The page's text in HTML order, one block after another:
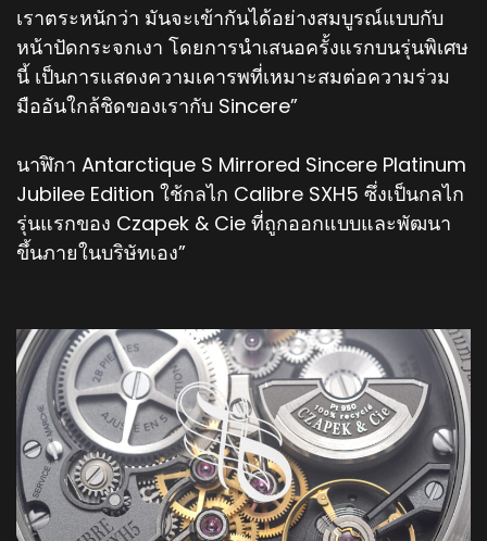
เราตระหนักว่า มันจะเข้ากันได้อย่างสมบูรณ์แบบกับ
หน้าปัดกระจกเงา โดยการนำเสนอครั้งแรกบนรุ่นพิเศษ
นี้ เป็นการแสดงความเคารพที่เหมาะสมต่อความร่วม
มืออันใกล้ชิดของเรากับ Sincere”
นาฬิกา Antarctique S Mirrored Sincere Platinum
Jubilee Edition ใช้กลไก Calibre SXH5 ซึ่งเป็นกลไก
รุ่นแรกของ Czapek & Cie ที่ถูกออกแบบและพัฒนา
ขึ้นภายในบริษัทเอง”